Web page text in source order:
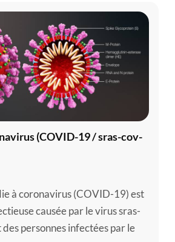
(COVID-19 / sras-cov-
à coronavirus (COVID-19) est
causée par le virus sras-
personnes infectées par le